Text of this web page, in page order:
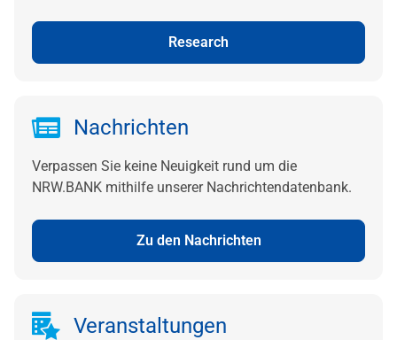
Research
Nachrichten
Verpassen Sie keine Neuigkeit rund um die
NRW.BANK mithilfe unserer Nachrichtendatenbank.
Zu den Nachrichten
Veranstaltungen